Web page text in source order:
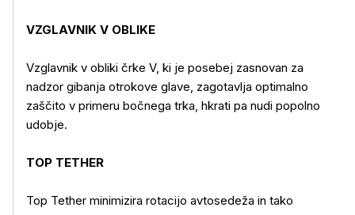
VZGLAVNIK V OBLIKE
Vzglavnik v obliki črke V, ki je posebej zasnovan za
nadzor gibanja otrokove glave, zagotavlja optimalno
zaščito v primeru bočnega trka, hkrati pa nudi popolno
udobje.
TOP TETHER
Top Tether minimizira rotacijo avtosedeža in tako